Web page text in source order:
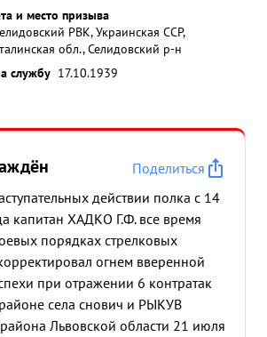
и место призыва
РВК, Украинская ССР,
обл., Селидовский р-н
службу 17.10.1939
Поделиться
действии полка с 14
капитан ХАДКО Г.Ф. все время
порядках стрелковых
огнем вверенной
при отражении 6 контратак
села снович и РЫКУВ
Львовской области 21 июля